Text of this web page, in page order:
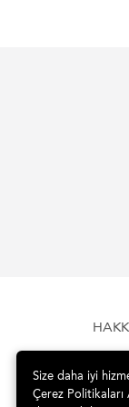
Size daha iyi
Çerez